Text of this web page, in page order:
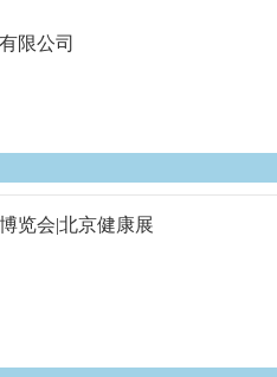
限公司
览会|北京健康展